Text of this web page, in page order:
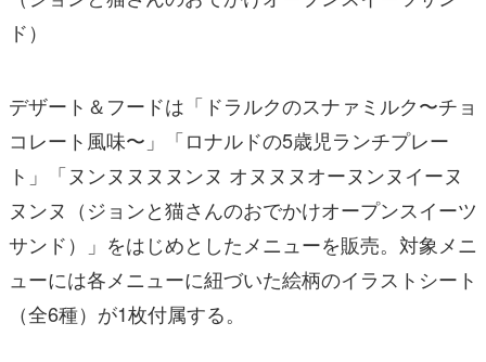
ド）
デザート＆フードは「ドラルクのスナァミルク〜チョ
コレート風味〜」「ロナルドの5歳児ランチプレー
ト」「ヌンヌヌヌヌンヌ オヌヌヌオーヌンヌイーヌ
ヌンヌ（ジョンと猫さんのおでかけオープンスイーツ
サンド）
」をはじめとしたメニューを販売。対象メニ
ューには各メニューに紐づいた絵柄のイラストシート
（全6種）が1枚付属する。